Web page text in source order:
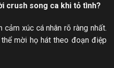
crush song ca khi tỏ tình?
cảm xúc cá nhân rõ ràng nhất.
mời họ hát theo đoạn điệp